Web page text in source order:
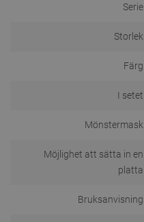
Serie
Storlek
Färg
I setet
Mönstermask
Möjlighet att sätta in en
platta
Bruksanvisning